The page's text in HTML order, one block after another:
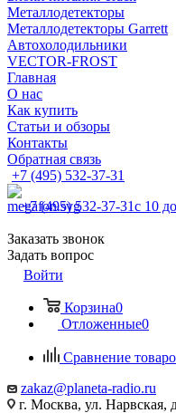
Металлодетекторы
Металлодетекторы Garrett
Автохолодильники
VECTOR-FROST
Главная
О нас
Как купить
Статьи и обзоры
Контакты
Обратная связь
+7 (495) 532-37-31
+7 (495) 532-37-31с 10
Заказать звонок
Задать вопрос
Войти
Корзина0
Отложенные0
Сравнение
zakaz@planeta-radio.ru
г. Москва, ул. Нарвская,